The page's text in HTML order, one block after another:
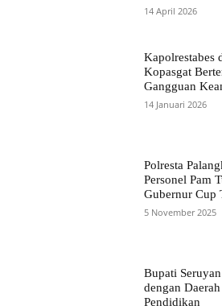
14 April 2026
Kapolrestabes
Kopasgat
Gangguan
14 Januari 2026
Polresta
Personel Pam
Gubernur Cup
5 November 2025
Bupati
dengan
Pendidikan